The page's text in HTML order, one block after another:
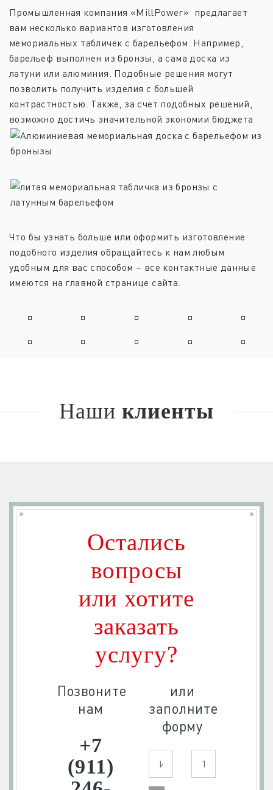
Промышленная компания «MillPower» предлагает
вам несколько вариантов изготовления
мемориальных табличек с барельефом. Например,
барельеф выполнен из бронзы, а сама доска из
латуни или алюминия. Подобные решения могут
позволить получить изделия с большей
контрастностью. Также, за счет подобных решений,
возможно достичь значительной экономии бюджета
Что бы узнать больше или оформить изготовление
подобного изделия обращайтесь к нам любым
удобным для вас способом – все контактные данные
имеются на главной странице сайта.
Наши клиенты
Остались
вопросы
или хотите
заказать
услугу?
Позвоните
нам
+7
(911)
или
заполните
форму